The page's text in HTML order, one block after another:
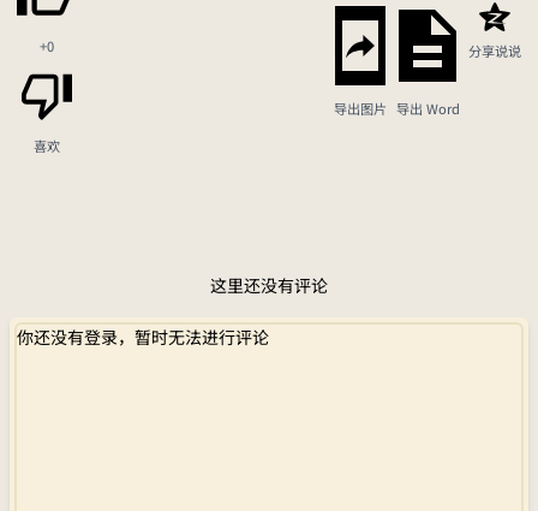
+0
喜欢
导出图片 导出 Word
分享说说
这里还没有评论
你还没有登录，暂时无法进行评论